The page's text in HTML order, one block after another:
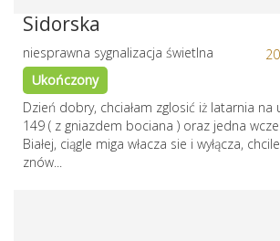
Sidorska
niesprawna sygnalizacja świetlna
Ukończony
Dzień dobry, chciałam zglosić iż latarnia na
149 ( z gniazdem bociana ) oraz jedna
Białej, ciągle miga włacza sie i wyłącza,
znów...